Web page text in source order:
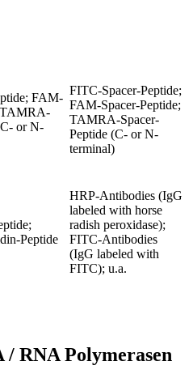
FAM-
TAMRA-
or N-
FITC-Spacer-Peptide;
FAM-Spacer-Peptide;
TAMRA-Spacer-
Peptide (C- or N-
terminal)
Peptide
HRP-Antibodies (IgG
labeled with horse
radish peroxidase);
FITC-Antibodies
(IgG labeled with
FITC); u.a.
/ RNA Polymerasen